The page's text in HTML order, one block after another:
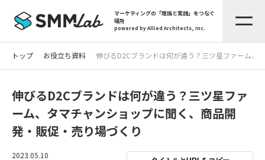
マーケティングの「理論と実践」をつなぐ
場所
powered by Allied Architects, Inc.
トップ お役立ち資料 伸びるD2Cブランドは何が違う？三ツ星ファーム、
伸びるD2Cブランドは何が違う？三ツ星ファ
ーム、タマチャンショップに聞く、商品開
発・販促・売り場づくり
2023.05.10